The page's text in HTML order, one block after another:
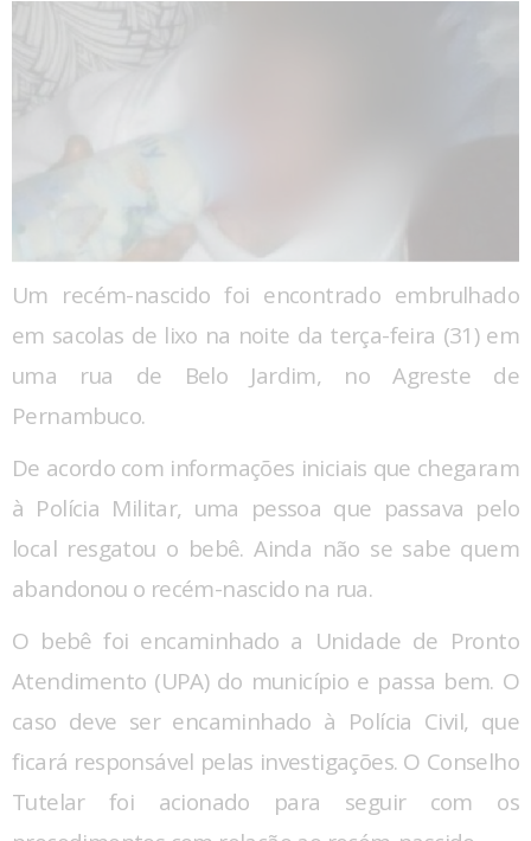
Um recém-nascido foi encontrado embrulhado
em sacolas de lixo na noite da terça-feira (31) em
uma rua de Belo Jardim, no Agreste de
Pernambuco.
De acordo com informações iniciais que chegaram
à Polícia Militar, uma pessoa que passava pelo
local resgatou o bebê. Ainda não se sabe quem
abandonou o recém-nascido na rua.
O bebê foi encaminhado a Unidade de Pronto
Atendimento (UPA) do município e passa bem. O
caso deve ser encaminhado à Polícia Civil, que
ficará responsável pelas investigações. O Conselho
Tutelar foi acionado para seguir com os